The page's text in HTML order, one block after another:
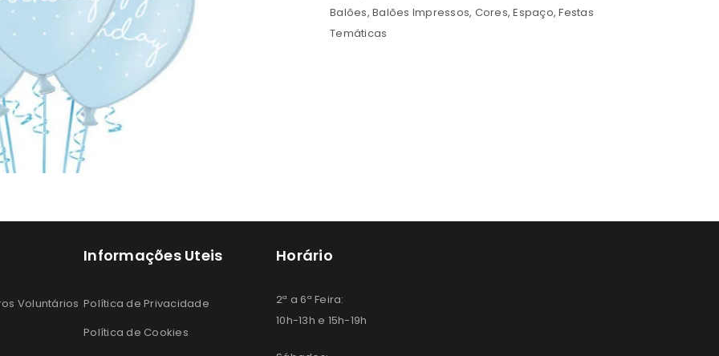
Manter sessão
Balões, Balões Impressos, Cores,Espaço,Festas
Temáticas
Voluntários
Informações Uteis
Política de Privacidade
Política de Cookies
Horário
2ª a 6ª Feira:
10h-13h e 15h-19h